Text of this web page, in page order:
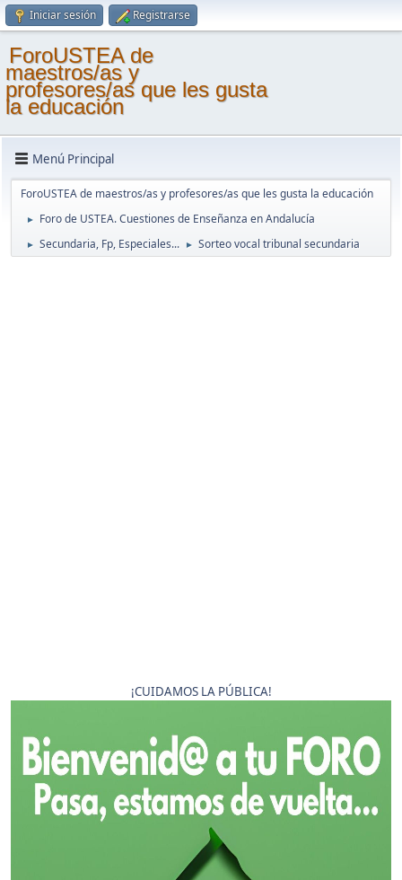
Iniciar sesión Registrarse
ForoUSTEA de
maestros/as y
profesores/as que les gusta
la educación
Menú Principal
ForoUSTEA de maestros/as y profesores/as que les gusta la educación
► Foro de USTEA. Cuestiones de Enseñanza en Andalucía
► Secundaria, Fp, Especiales... ► Sorteo vocal tribunal secundaria
¡CUIDAMOS LA PÚBLICA!